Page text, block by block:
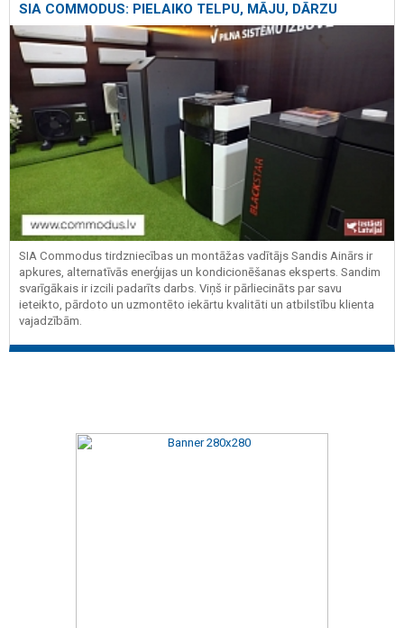
SIA COMMODUS: PIELAIKO TELPU, MĀJU, DĀRZU
SIA Commodus tirdzniecības un montāžas vadītājs Sandis Ainārs ir
apkures, alternatīvās enerģijas un kondicionēšanas eksperts. Sandim
svarīgākais ir izcili padarīts darbs. Viņš ir pārliecināts par savu
ieteikto, pārdoto un uzmontēto iekārtu kvalitāti un atbilstību klienta
vajadzībām.